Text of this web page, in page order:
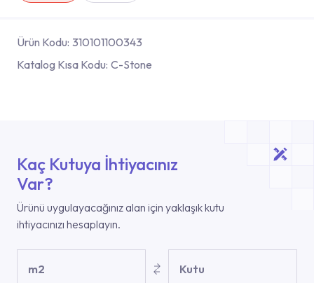
Ürün Kodu: 310101100343
Katalog Kısa Kodu: C-Stone
Kaç Kutuya İhtiyacınız
Var?
Ürünü uygulayacağınız alan için yaklaşık kutu
ihtiyacınızı hesaplayın.
m2 Kutu